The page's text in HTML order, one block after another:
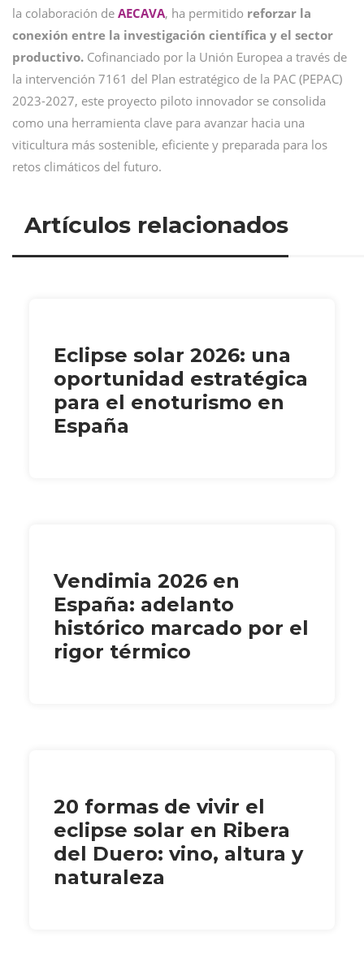
la colaboración de AECAVA, ha permitido reforzar la
conexión entre la investigación científica y el sector
productivo. Cofinanciado por la Unión Europea a través de
la intervención 7161 del Plan estratégico de la PAC (PEPAC)
2023-2027, este proyecto piloto innovador se consolida
como una herramienta clave para avanzar hacia una
viticultura más sostenible, eficiente y preparada para los
retos climáticos del futuro.
Artículos relacionados
Eclipse solar 2026: una
oportunidad estratégica
para el enoturismo en
España
Vendimia 2026 en
España: adelanto
histórico marcado por el
rigor térmico
20 formas de vivir el
eclipse solar en Ribera
del Duero: vino, altura y
naturaleza